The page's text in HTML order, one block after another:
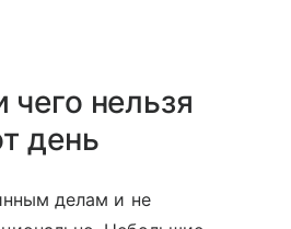
нельзя
день
делам и не